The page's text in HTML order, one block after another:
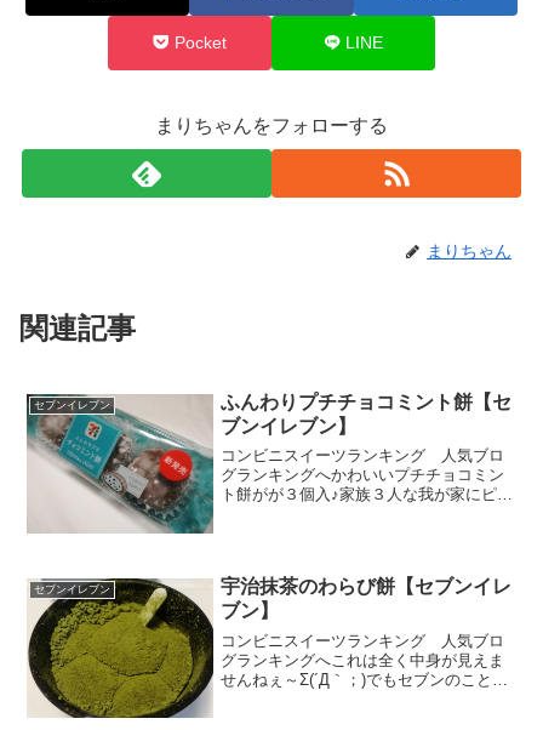
Pocket LINE
まりちゃんをフォローする
まりちゃん
関連記事
セブンイレブン
ふんわりプチチョコミント餅【セ
ブンイレブン】
コンビニスイーツランキング 人気ブロ
グランキングへかわいいプチチョコミン
ト餅がが３個入♪家族３人な我が家にピッ
いう気の早い読者さん...
セブンイレブン
宇治抹茶のわらび餅【セブンイレ
ブン】
コンビニスイーツランキング 人気ブロ
グランキングへこれは全く中身が見えま
せんねぇ～Σ(´Д｀；)でもセブンのことだ